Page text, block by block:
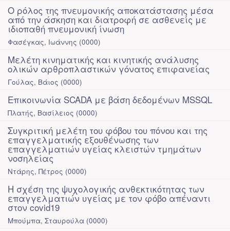
Ο ρόλος της πνευμονικής αποκατάστασης μέσα
από την άσκηση και διατροφή σε ασθενείς με
ιδιοπαθή πνευμονική ίνωση
Φασέγκας, Ιωάννης (0000)
Μελέτη κινηματικής και κινητικής ανάλυσης
ολικών αρθροπλαστικών γόνατος επιφανείας
Γούλας, Βάιος (0000)
Επικοινωνία SCADA με βάση δεδομένων MSSQL
Πλατής, Βασίλειος (0000)
Συγκριτική μελέτη του φόβου του πόνου και της
επαγγελματικής εξουθένωσης των
επαγγελματιών υγείας κλειστών τμημάτων
νοσηλείας
Ντάρης, Πέτρος (0000)
Η σχέση της ψυχολογικής ανθεκτικότητας των
επαγγελματιών υγείας με τον φόβο απέναντι
στον covid19
Μπούμπα, Σταυρούλα (0000)